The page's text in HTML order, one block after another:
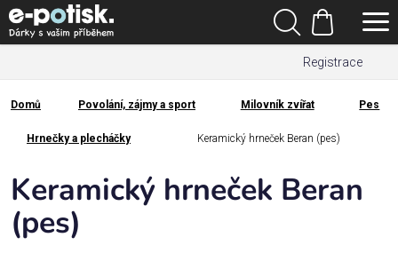
Přejít
na
obsah
Registrace
Hledat
Nákupní
košík
Kategorie
Dárek
pro
Domů
Domů Povolání, zájmy a sport Milovník zvířat Pes
Hrnečky a plecháčky Keramický hrneček Beran (pes)
Keramický hrneček Beran
(pes)